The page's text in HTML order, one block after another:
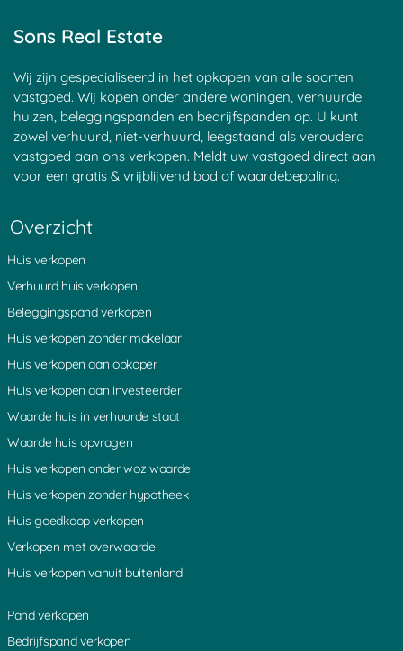
Sons Real Estate
Wij zijn gespecialiseerd in het opkopen van alle soorten
vastgoed. Wij kopen onder andere woningen, verhuurde
huizen, beleggingspanden en bedrijfspanden op. U kunt
zowel verhuurd, niet-verhuurd, leegstaand als verouderd
vastgoed aan ons verkopen. Meldt uw vastgoed direct aan
voor een gratis & vrijblijvend bod of waardebepaling.
Overzicht
Huis verkopen
Verhuurd huis verkopen
Beleggingspand verkopen
Huis verkopen zonder makelaar
Huis verkopen aan opkoper
Huis verkopen aan investeerder
Waarde huis in verhuurde staat
Waarde huis opvragen
Huis verkopen onder woz waarde
Huis verkopen zonder hypotheek
Huis goedkoop verkopen
Verkopen met overwaarde
Huis verkopen vanuit buitenland
Pand verkopen
Bedrijfspand verkopen